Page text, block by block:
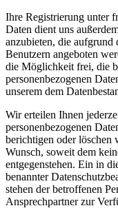
Ihre Registrierung unter
Daten dient uns
anzubieten, die aufgrund
Benutzern angeboten
die Möglichkeit frei, die
personenbezogenen
unserem dem
Wir erteilen Ihnen
personenbezogenen
berichtigen oder löschen
Wunsch, soweit dem
entgegenstehen. Ein in
benannter
stehen der betroffenen
Ansprechpartner zur